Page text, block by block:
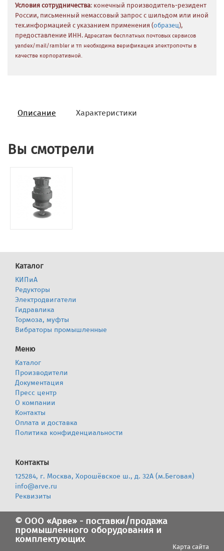
Условия сотрудничества: конечный производитель-резидент
России, письменный немассовый запрос с шильдом или иной
тех.информацией с указанием применения (образец),
предоставление ИНН. Адресатам бесплатных почтовых сервисов
yandex/mail/rambler и тп необходима верификация электропочты в
качестве корпоративной.
Описание Характеристики
Вы смотрели
Каталог
КИПиА
Редукторы
Электродвигатели
Гидравлика
Тормоза, муфты
Вибраторы промышленные
Меню
Каталог
Производители
Документация
Пресс центр
О компании
Контакты
Оплата и доставка
Политика конфиденциальности
Контакты
125284, г. Москва, Хорошёвское ш., д. 32А (м.Беговая)
info@arve.ru
Реквизиты
© ООО «Арве» - поставки/продажа
промышленного оборудования и
комплектующих
Карта сайта